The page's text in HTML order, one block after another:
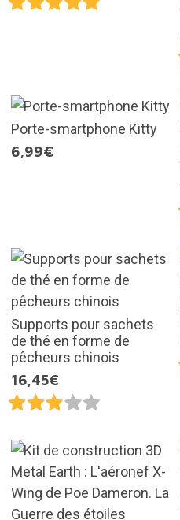
Porte-smartphone Kitty
6,99€
Supports pour sachets
de thé en forme de
pêcheurs chinois
16,45€